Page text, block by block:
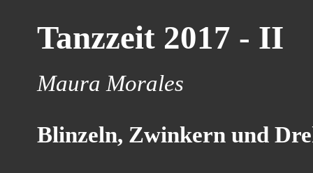
Tanzzeit 2017 - II
Maura Morales
Blinzeln, Zwinkern und